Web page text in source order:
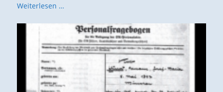
Weiterlesen …